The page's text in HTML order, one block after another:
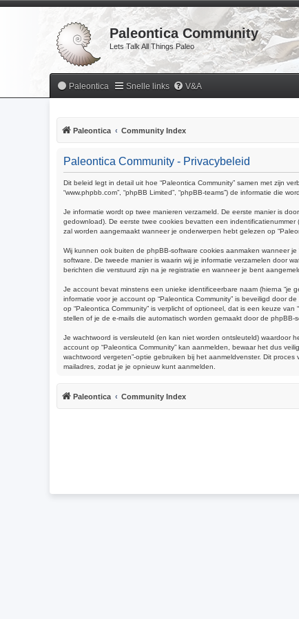
Paleontica Community
Lets Talk All Things Paleo
Paleontica Snelle links V&A
Paleontica Community Index
Paleontica Community - Privacybeleid
Dit beleid legt in detail uit hoe “Paleontica Community” samen met zijn
“www.phpbb.com”, “phpBB Limited”, “phpBB-teams”) de informatie die
Je informatie wordt op twee manieren verzameld. De eerste manier is
gedownload). De eerste twee cookies bevatten een indentificatienummer
zal worden aangemaakt wanneer je onderwerpen hebt gelezen op
Wij kunnen ook buiten de phpBB-software cookies aanmaken wanneer
software. De tweede manier is waarin wij je informatie verzamelen door
berichten die verstuurd zijn na je registratie en wanneer je bent
Je account bevat minstens een unieke identificeerbare naam (hierna “je
informatie voor je account op “Paleontica Community” is beveiligd door
op “Paleontica Community” is verplicht of optioneel, dat is een keuze
stellen of je de e-mails die automatisch worden gemaakt door de phpBB-
Je wachtwoord is versleuteld (en kan niet worden ontsleuteld) waardoor
account op “Paleontica Community” kan aanmelden, bewaar het dus
wachtwoord vergeten”-optie gebruiken bij het aanmeldvenster. Dit
mailadres, zodat je je opnieuw kunt aanmelden.
Paleontica Community Index